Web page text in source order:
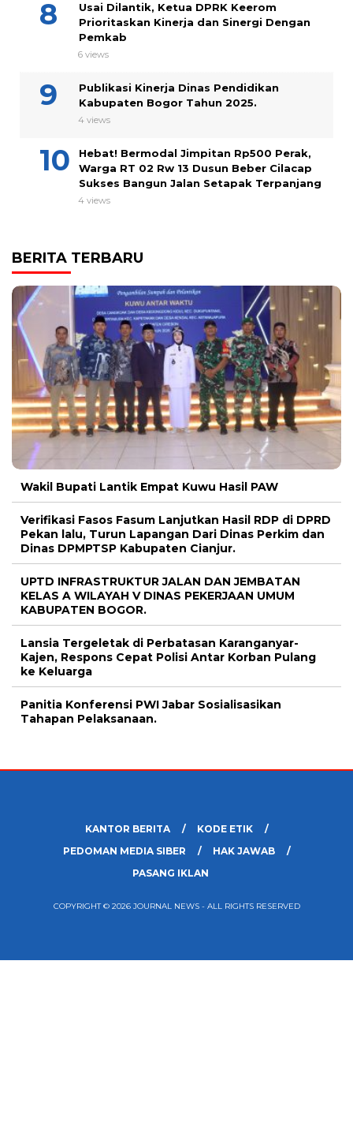
Usai Dilantik, Ketua DPRK Keerom
Prioritaskan Kinerja dan Sinergi Dengan
Pemkab
6 views
Publikasi Kinerja Dinas Pendidikan
Kabupaten Bogor Tahun 2025.
4 views
Hebat! Bermodal Jimpitan Rp500 Perak,
Warga RT 02 Rw 13 Dusun Beber Cilacap
Sukses Bangun Jalan Setapak Terpanjang
4 views
BERITA TERBARU
Wakil Bupati Lantik Empat Kuwu Hasil PAW
Verifikasi Fasos Fasum Lanjutkan Hasil RDP di DPRD
Pekan lalu, Turun Lapangan Dari Dinas Perkim dan
Dinas DPMPTSP Kabupaten Cianjur.
UPTD INFRASTRUKTUR JALAN DAN JEMBATAN
KELAS A WILAYAH V DINAS PEKERJAAN UMUM
KABUPATEN BOGOR.
Lansia Tergeletak di Perbatasan Karanganyar-
Kajen, Respons Cepat Polisi Antar Korban Pulang
ke Keluarga
Panitia Konferensi PWI Jabar Sosialisasikan
Tahapan Pelaksanaan.
KANTOR BERITA
KODE ETIK
PEDOMAN MEDIA SIBER
HAK JAWAB
PASANG IKLAN
COPYRIGHT © 2026 JOURNAL NEWS - ALL RIGHTS RESERVED